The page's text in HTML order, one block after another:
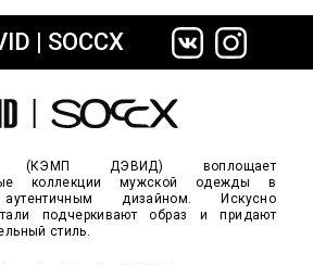
сайте СДЭК
| SOCCX
(КЭМП ДЭВИД) воплощает
коллекции мужской одежды в
дизайном. Искусно
подчеркивают образ и придают
стиль.